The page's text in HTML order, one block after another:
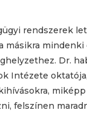
rendszerek
másikra
Dr.
Intézete
felszínen